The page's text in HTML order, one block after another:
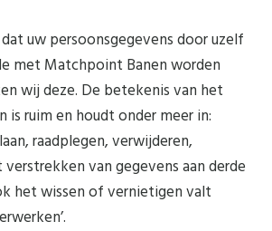
uw persoonsgegevens door uzelf
met Matchpoint Banen worden
wij deze. De betekenis van het
is ruim en houdt onder meer in:
raadplegen, verwijderen,
van gegevens aan derde
het wissen of vernietigen valt